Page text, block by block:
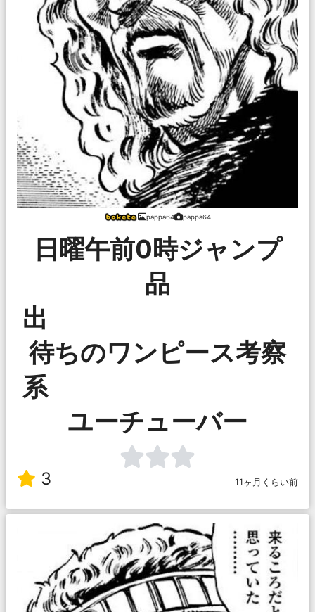
pappa64 pappa64
日曜午前0時ジャンプ
品
待ちのワンピース考察
ユーチューバー
3 11ヶ月くらい前